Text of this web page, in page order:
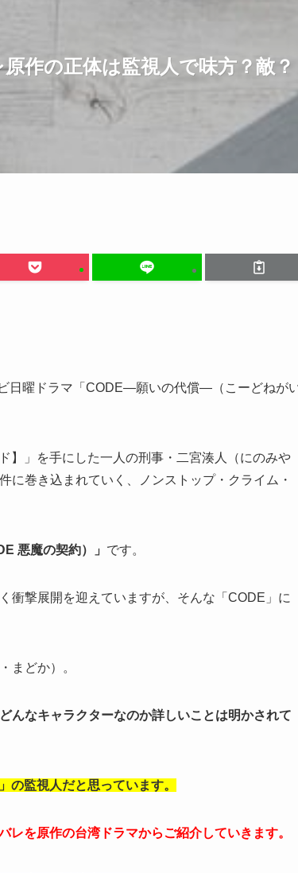
作の正体は監視人で味方？敵？
日曜ドラマ「CODE―願いの代償―（こーどねが
】」を手にした一人の刑事・ 二宮湊人（にのみや
に巻き込まれていく、ノンストップ・クライム・
悪魔の契約）」 です。
衝撃展開を迎えていますが、そんな「CODE」に
まどか）。
んなキャラクターなのか詳しいことは明かされて
の監視人だと思っています。
を原作の台湾ドラマからご紹介していきます。